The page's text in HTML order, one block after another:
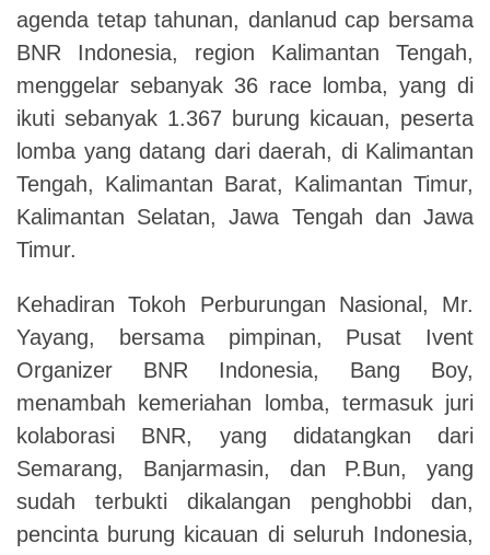
agenda tetap tahunan, danlanud cap bersama
BNR Indonesia, region Kalimantan Tengah,
menggelar sebanyak 36 race lomba, yang di
ikuti sebanyak 1.367 burung kicauan, peserta
lomba yang datang dari daerah, di Kalimantan
Tengah, Kalimantan Barat, Kalimantan Timur,
Kalimantan Selatan, Jawa Tengah dan Jawa
Timur.
Kehadiran Tokoh Perburungan Nasional, Mr.
Yayang, bersama pimpinan, Pusat Ivent
Organizer BNR Indonesia, Bang Boy,
menambah kemeriahan lomba, termasuk juri
kolaborasi BNR, yang didatangkan dari
Semarang, Banjarmasin, dan P.Bun, yang
sudah terbukti dikalangan penghobbi dan,
pencinta burung kicauan di seluruh Indonesia,